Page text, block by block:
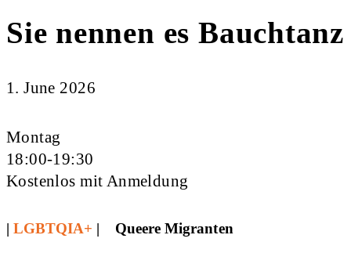
Sie nennen es Bauchtanz
1. June 2026
Montag
18:00-19:30
Kostenlos mit Anmeldung
|LGBTQIA+ | Queere Migranten